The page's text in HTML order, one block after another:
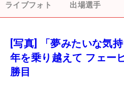
ライブフォト 出場選手
[写真] 「夢みたいな気
年を乗り越えて フェー
勝目